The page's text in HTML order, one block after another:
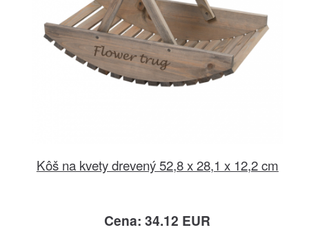
Kôš na kvety drevený 52,8 x 28,1 x 12,2 cm
Cena: 34.12 EUR